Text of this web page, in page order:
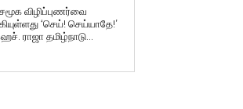
விழிப்புணர்வை
‘செய்! செய்யாதே!’
ராஜா தமிழ்நாடு...